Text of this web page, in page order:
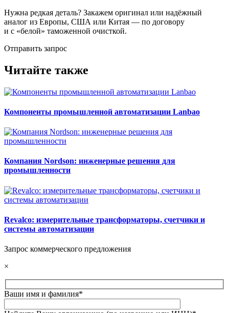
Нужна редкая деталь? Закажем оригинал или надёжный
аналог из Европы, США или Китая — по договору
и с «белой» таможенной очисткой.
Отправить запрос
Читайте также
Компоненты промышленной автоматизации Lanbao
Компания Nordson: инженерные решения для
промышленности
Revalco: измерительные трансформаторы, счетчики и
системы автоматизации
Запрос коммерческого предложения
×
Ваши имя и фамилия*